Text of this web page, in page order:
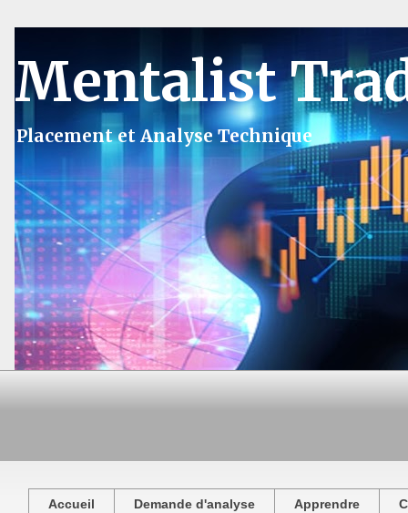
Mentalist
Placement et Analyse Technique
Accueil Demande d'analyse Apprendre